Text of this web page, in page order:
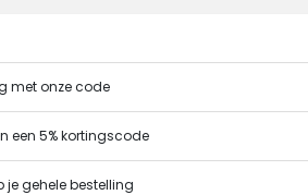
met onze code
een 5% kortingscode
gehele bestelling